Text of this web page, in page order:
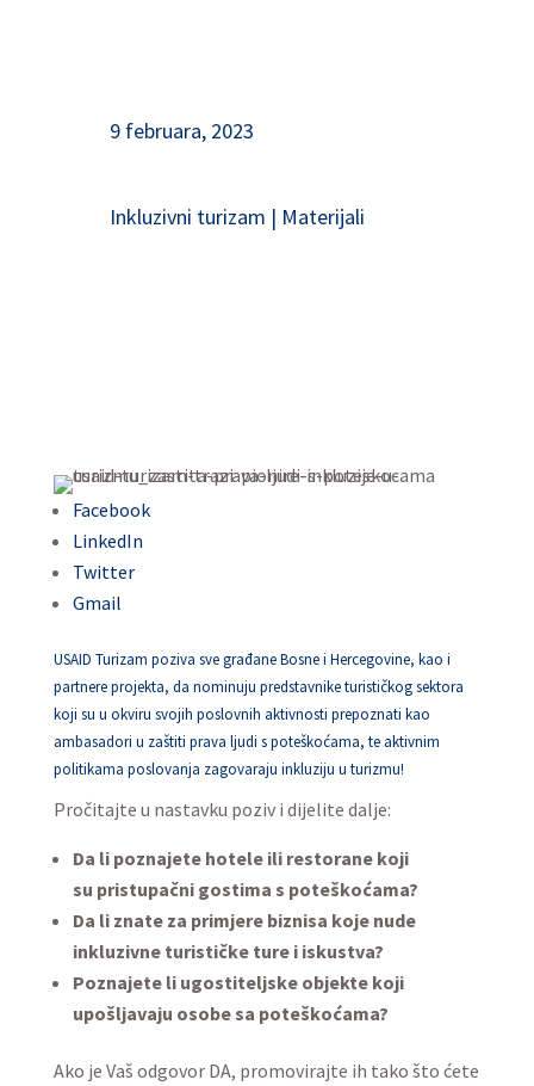
9 februara, 2023
Inkluzivni turizam | Materijali
Facebook
LinkedIn
Twitter
Gmail
USAID Turizam poziva sve građane Bosne i Hercegovine, kao i
partnere projekta, da nominuju predstavnike turističkog sektora
koji su u okviru svojih poslovnih aktivnosti prepoznati kao
ambasadori u zaštiti prava ljudi s poteškoćama, te aktivnim
politikama poslovanja zagovaraju inkluziju u turizmu!
Pročitajte u nastavku poziv i dijelite dalje:
Da li poznajete hotele ili restorane koji
su pristupačni gostima s poteškoćama?
Da li znate za primjere biznisa koje nude
inkluzivne turističke ture i iskustva?
Poznajete li ugostiteljske objekte koji
upošljavaju osobe sa poteškoćama?
Ako je Vaš odgovor DA, promovirajte ih tako što ćete